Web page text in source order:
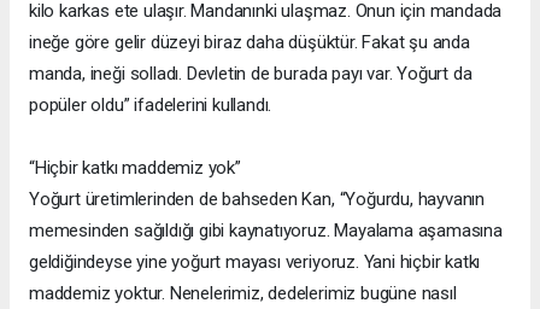
kilo karkas ete ulaşır. Mandanınki ulaşmaz. Onun için mandada
ineğe göre gelir düzeyi biraz daha düşüktür. Fakat şu anda
manda, ineği solladı. Devletin de burada payı var. Yoğurt da
popüler oldu” ifadelerini kullandı.
“Hiçbir katkı maddemiz yok”
Yoğurt üretimlerinden de bahseden Kan, “Yoğurdu, hayvanın
memesinden sağıldığı gibi kaynatıyoruz. Mayalama aşamasına
geldiğindeyse yine yoğurt mayası veriyoruz. Yani hiçbir katkı
maddemiz yoktur. Nenelerimiz, dedelerimiz bugüne nasıl